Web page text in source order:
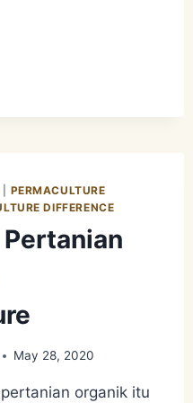
PERMACULTURE
DIFFERENCE
May 28, 2020
organik itu